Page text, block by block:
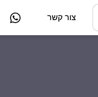
צור קשר